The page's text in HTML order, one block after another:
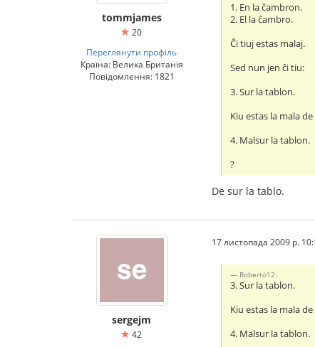
tommjames
20
Переглянути профіль
Країна: Велика Британія
Повідомлення: 1821
1. En la ĉambron.
2. El la ĉambro.
Ĉi tiuj estas malaj.
Sed nun jen ĉi tiu:
3. Sur la tablon.
Kiu estas la mala
4. Malsur la tablon.
?
De sur la tablo.
sergejm
42
17 листопада 2009 р.
Roberto12:
3. Sur la tablon.
Kiu estas la mala
4. Malsur la tablon.